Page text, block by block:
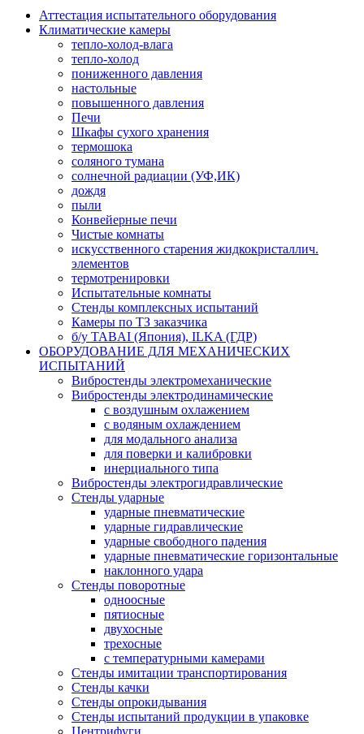
Аттестация испытательного оборудования
Климатические камеры
тепло-холод-влага
тепло-холод
пониженного давления
настольные
повышенного давления
Печи
Шкафы сухого хранения
термошока
соляного тумана
солнечной радиации (УФ,ИК)
дождя
пыли
Конвейерные печи
Чистые комнаты
искусственного старения жидкокристаллич.
элементов
термотренировки
Испытательные комнаты
Стенды комплексных испытаний
Камеры по ТЗ заказчика
б/у TABAI (Япония), ILKA (ГДР)
ОБОРУДОВАНИЕ ДЛЯ МЕХАНИЧЕСКИХ
ИСПЫТАНИЙ
Вибростенды электромеханические
Вибростенды электродинамические
с воздушным охлажением
с водяным охлаждением
для модального анализа
для поверки и калибровки
инерциального типа
Вибростенды электрогидравлические
Стенды ударные
ударные пневматические
ударные гидравлические
ударные свободного падения
ударные пневматические горизонтальные
наклонного удара
Стенды поворотные
одноосные
пятиосные
двухосные
трехосные
с температурными камерами
Стенды имитации транспортирования
Стенды качки
Стенды опрокидывания
Стенды испытаний продукции в упаковке
Центрифуги